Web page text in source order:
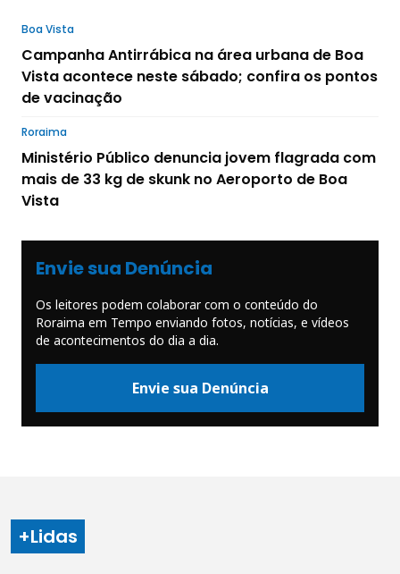
Boa Vista
Campanha Antirrábica na área urbana de Boa
Vista acontece neste sábado; confira os pontos
de vacinação
Roraima
Ministério Público denuncia jovem flagrada com
mais de 33 kg de skunk no Aeroporto de Boa
Vista
Envie sua Denúncia
Os leitores podem colaborar com o conteúdo do
Roraima em Tempo enviando fotos, notícias, e vídeos
de acontecimentos do dia a dia.
Envie sua Denúncia
+Lidas